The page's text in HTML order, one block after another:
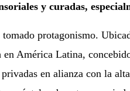
y curadas,
protagonismo.
América Latina,
en alianza con la